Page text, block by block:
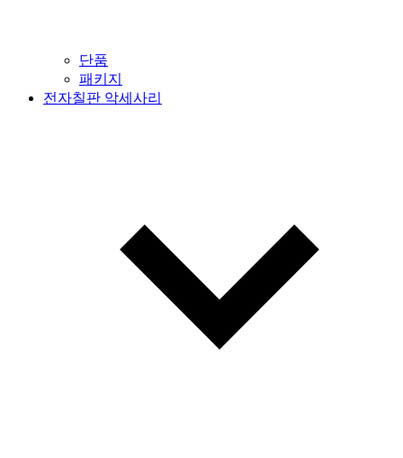
단품
패키지
전자칠판 악세사리